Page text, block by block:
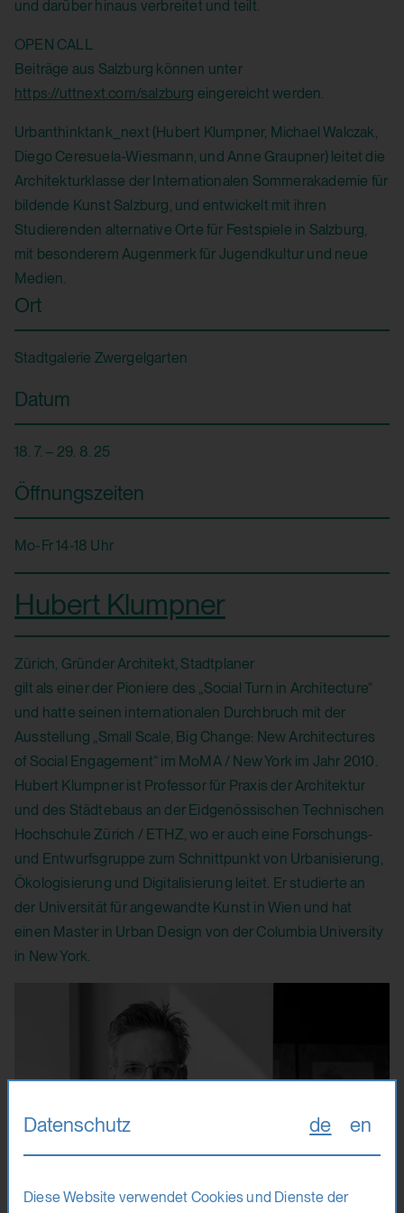
und darüber hinaus verbreitet und teilt.
OPEN CALL
Beiträge aus Salzburg können unter
https://uttnext.com/salzburg eingereicht werden.
Urbanthinktank_next (Hubert Klumpner, Michael Walczak,
Diego Ceresuela-Wiesmann, und Anne Graupner) leitet die
Architekturklasse der Internationalen Sommerakademie für
bildende Kunst Salzburg, und entwickelt mit ihren
Studierenden alternative Orte für Festspiele in Salzburg,
mit besonderem Augenmerk für Jugendkultur und neue
Medien.
Ort
Stadtgalerie Zwergelgarten
Datum
18. 7. – 29. 8. 25
Öffnungszeiten
Mo-Fr 14-18 Uhr
Hubert Klumpner
Zürich, Gründer Architekt, Stadtplaner
gilt als einer der Pioniere des „Social Turn in Architecture“
und hatte seinen internationalen Durchbruch mit der
Ausstellung „Small Scale, Big Change: New Architectures
of Social Engagement“ im MoMA / New York im Jahr 2010.
Hubert Klumpner ist Professor für Praxis der Architektur
und des Städtebaus an der Eidgenössischen Technischen
Hochschule Zürich / ETHZ, wo er auch eine Forschungs-
und Entwurfsgruppe zum Schnittpunkt von Urbanisierung,
Ökologisierung und Digitalisierung leitet. Er studierte an
der Universität für angewandte Kunst in Wien und hat
einen Master in Urban Design von der Columbia University
in New York.
Datenschutz de en
Diese Website verwendet Cookies und Dienste der